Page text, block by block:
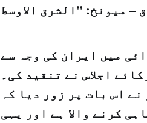
میں ایران کی وجہ سے
اجلاس نے تنقید کی۔
اس بات پر زور دیا کہ
کرنے والا ہے اور یہی